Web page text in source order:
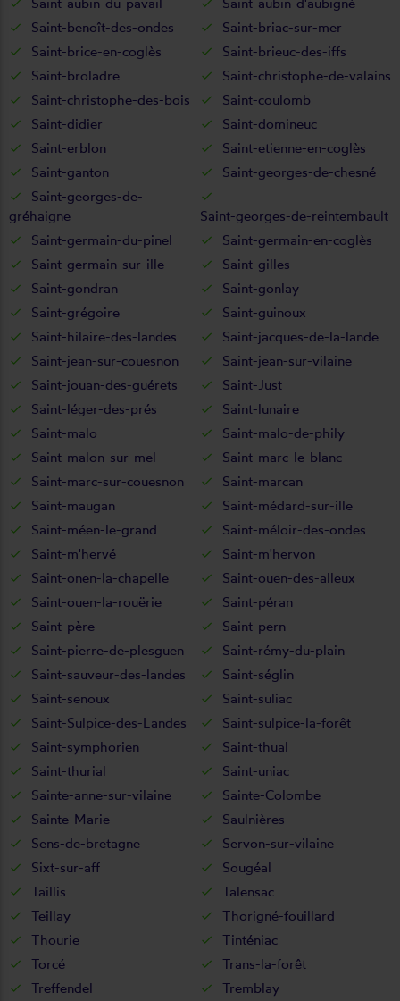
Saint-benoît-des-ondes
Saint-briac-sur-mer
Saint-brice-en-coglès
Saint-brieuc-des-iffs
Saint-broladre
Saint-christophe-de-valains
Saint-christophe-des-bois
Saint-coulomb
Saint-didier
Saint-domineuc
Saint-erblon
Saint-etienne-en-coglès
Saint-ganton
Saint-georges-de-chesné
Saint-georges-de-
gréhaigne
Saint-georges-de-reintembault
Saint-germain-du-pinel
Saint-germain-en-coglès
Saint-germain-sur-ille
Saint-gilles
Saint-gondran
Saint-gonlay
Saint-grégoire
Saint-guinoux
Saint-hilaire-des-landes
Saint-jacques-de-la-lande
Saint-jean-sur-couesnon
Saint-jean-sur-vilaine
Saint-jouan-des-guérets
Saint-Just
Saint-léger-des-prés
Saint-lunaire
Saint-malo
Saint-malo-de-phily
Saint-malon-sur-mel
Saint-marc-le-blanc
Saint-marc-sur-couesnon
Saint-marcan
Saint-maugan
Saint-médard-sur-ille
Saint-méen-le-grand
Saint-méloir-des-ondes
Saint-m'hervé
Saint-m'hervon
Saint-onen-la-chapelle
Saint-ouen-des-alleux
Saint-ouen-la-rouërie
Saint-péran
Saint-père
Saint-pern
Saint-pierre-de-plesguen
Saint-rémy-du-plain
Saint-sauveur-des-landes
Saint-séglin
Saint-senoux
Saint-suliac
Saint-Sulpice-des-Landes
Saint-sulpice-la-forêt
Saint-symphorien
Saint-thual
Saint-thurial
Saint-uniac
Sainte-anne-sur-vilaine
Sainte-Colombe
Sainte-Marie
Saulnières
Sens-de-bretagne
Servon-sur-vilaine
Sixt-sur-aff
Sougéal
Taillis
Talensac
Teillay
Thorigné-fouillard
Thourie
Tinténiac
Torcé
Trans-la-forêt
Treffendel
Tremblay